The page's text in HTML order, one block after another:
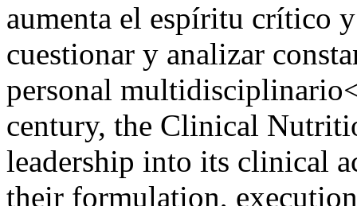
aumenta el espíritu crítico
cuestionar y analizar
personal
century, the Clinical
leadership into its clinical
their formulation,